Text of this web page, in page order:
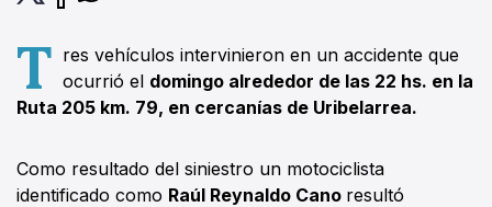
T res vehículos intervinieron en un accidente que
ocurrió el domingo alrededor de las 22 hs. en la
Ruta 205 km. 79, en cercanías de Uribelarrea.
Como resultado del siniestro un motociclista
identificado como Raúl Reynaldo Cano resultó